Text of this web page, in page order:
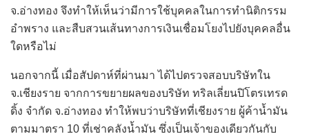
จ.อ่างทอง จึงทำให้เห็นว่ามีการใช้บุคคลในการทำนิติกรรม
อำพราง และสืบสวนเส้นทางการเงินเชื่อมโยงไปยังบุคคลอื่น
ใดหรือไม่
นอกจากนี้ เมื่อสัปดาห์ที่ผ่านมา ได้ไปตรวจสอบบริษัทใน
จ.เชียงราย จากการขยายผลของบริษัท ทริลเลี่ยนปิโตรเทรด
ดิ้ง จำกัด จ.อ่างทอง ทำให้พบว่าบริษัทที่เชียงราย ผู้ค้าน้ำมัน
ตามมาตรา 10 ที่เช่าคลังน้ำมัน ซึ่งเป็นเจ้าของเดียวกันกับ